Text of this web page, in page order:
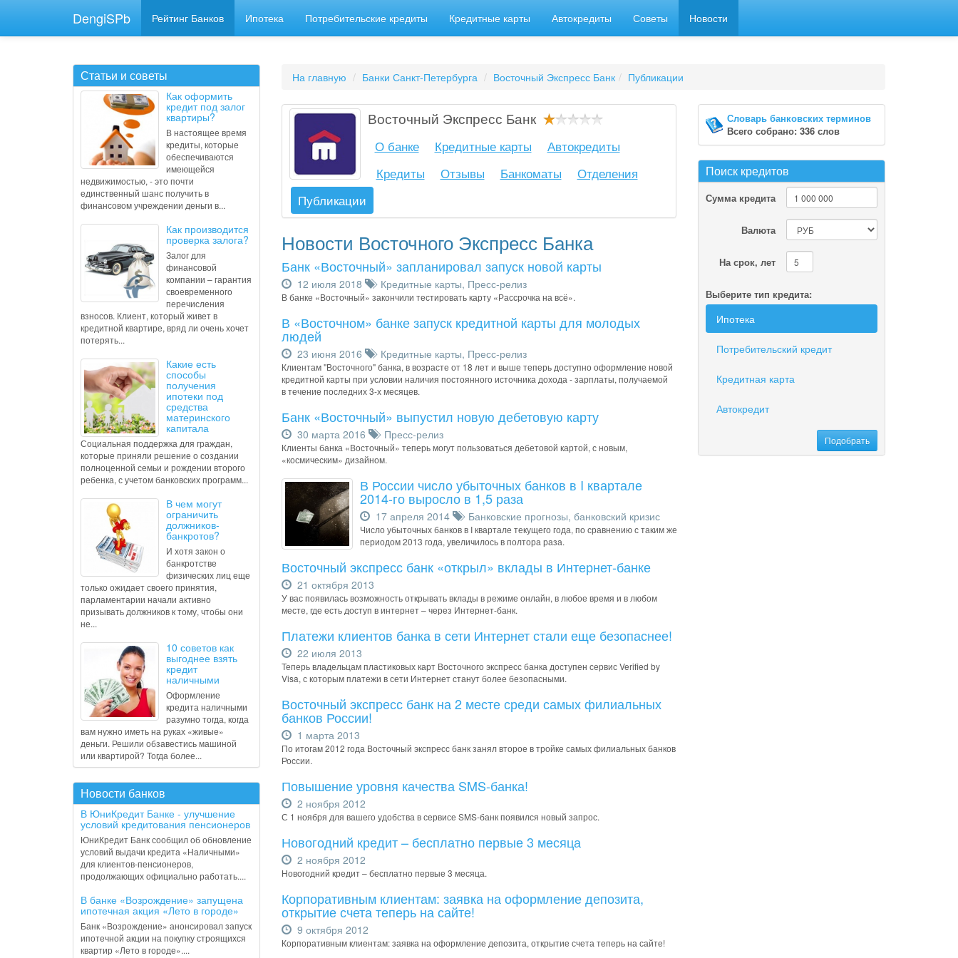
DengiSPb Рейтинг Банков Ипотека Потребительские кредиты Кредитные карты Автокредиты Советы Новости
Статьи и советы
Как оформить
кредит под залог
квартиры?
В настоящее время
кредиты, которые
обеспечиваются
имеющейся
недвижимостью, - это почти
единственный шанс получить в
финансовом учреждении деньги в...
Как производится
проверка залога?
Залог для
финансовой
компании – гарантия
своевременного
перечисления
взносов. Клиент, который живет в
кредитной квартире, вряд ли очень хочет
потерять...
Какие есть
способы
получения
ипотеки под
средства
материнского
капитала
Социальная поддержка для граждан,
которые приняли решение о создании
полноценной семьи и рождении второго
ребенка, с учетом банковских программ...
В чем могут
ограничить
должников-
банкротов?
И хотя закон о
банкротстве
физических лиц еще
только ожидает своего принятия,
парламентарии начали активно
призывать должников к тому, чтобы они
не...
10 советов как
выгоднее взять
кредит
наличными
Оформление
кредита наличными
разумно тогда, когда
вам нужно иметь на руках «живые»
деньги. Решили обзавестись машиной
или квартирой? Тогда более...
Новости банков
В ЮниКредит Банке - улучшение
условий кредитования пенсионеров
ЮниКредит Банк сообщил об обновление
условий выдачи кредита «Наличными»
для клиентов-пенсионеров,
продолжающих официально работать....
В банке «Возрождение» запущена
ипотечная акция «Лето в городе»
Банк «Возрождение» анонсировал запуск
ипотечной акции на покупку строящихся
квартир «Лето в городе»....
На главную Банки Санкт-Петербурга Восточный Экспресс Банк Публикации
Восточный Экспресс Банк
О банке Кредитные карты
Автокредиты
Кредиты
Отзывы Банкоматы
Отделения
Публикации
Новости Восточного Экспресс Банка
Банк «Восточный» запланировал запуск новой карты
12 июля 2018 Кредитные карты, Пресс-релиз
В банке «Восточный» закончили тестировать карту «Рассрочка на всё».
В «Восточном» банке запуск кредитной карты для молодых
людей
23 июня 2016 Кредитные карты, Пресс-релиз
Клиентам "Восточного" банка, в возрасте от 18 лет и выше теперь доступно оформление новой
кредитной карты при условии наличия постоянного источника дохода - зарплаты, получаемой
в течение последних 3-х месяцев.
Банк «Восточный» выпустил новую дебетовую карту
30 марта 2016 Пресс-релиз
Клиенты банка «Восточный» теперь могут пользоваться дебетовой картой, с новым,
«космическим» дизайном.
В России число убыточных банков в I квартале
2014-го выросло в 1,5 раза
17 апреля 2014 Банковские прогнозы, банковский кризис
Число убыточных банков в I квартале текущего года, по сравнению с таким же
периодом 2013 года, увеличилось в полтора раза.
Восточный экспресс банк «открыл» вклады в Интернет-банке
21 октября 2013
У вас появилась возможность открывать вклады в режиме онлайн, в любое время и в любом
месте, где есть доступ в интернет – через Интернет-банк.
Платежи клиентов банка в сети Интернет стали еще безопаснее!
22 июля 2013
Теперь владельцам пластиковых карт Восточного экспресс банка доступен сервис Verified by
Visa, с которым платежи в сети Интернет станут более безопасными.
Восточный экспресс банк на 2 месте среди самых филиальных
банков России!
1 марта 2013
По итогам 2012 года Восточный экспресс банк занял второе в тройке самых филиальных банков
России.
Повышение уровня качества SMS-банка!
2 ноября 2012
С 1 ноября для вашего удобства в сервисе SMS-банк появился новый запрос.
Новогодний кредит – бесплатно первые 3 месяца
2 ноября 2012
Новогодний кредит – бесплатно первые 3 месяца.
Корпоративным клиентам: заявка на оформление депозита,
открытие счета теперь на сайте!
9 октября 2012
Корпоративным клиентам: заявка на оформление депозита, открытие счета теперь на сайте!
Словарь банковских терминов
Всего собрано: 336 слов
Поиск кредитов
Сумма кредита
Валюта
На срок, лет
Выберите тип кредита:
Ипотека
Потребительский кредит
Кредитная карта
Автокредит